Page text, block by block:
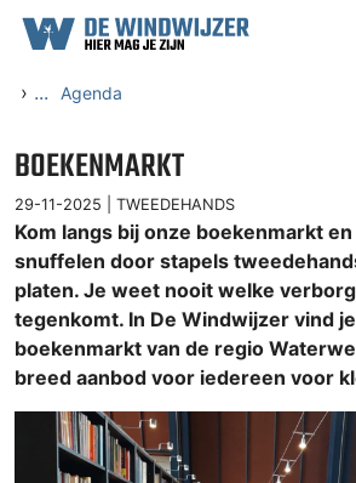
Ga naar content
› ... Agenda
BOEKENMARKT
29-11-2025 | TWEEDEHANDS
Kom langs bij onze boekenmarkt
snuffelen door stapels
platen. Je weet nooit welke
tegenkomt. In De Windwijzer vind
boekenmarkt van de regio
breed aanbod voor iedereen voor